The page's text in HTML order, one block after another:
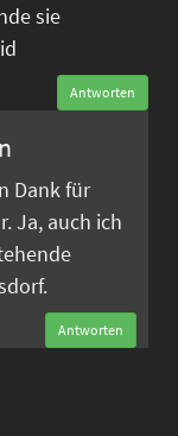
sie
Antworten
Dank für
Ja, auch ich
Antworten